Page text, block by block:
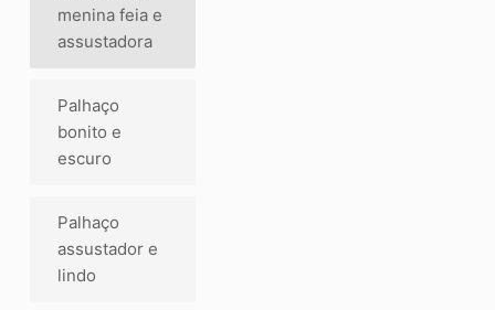
menina feia e
assustadora
Palhaço
bonito e
escuro
Palhaço
assustador e
lindo